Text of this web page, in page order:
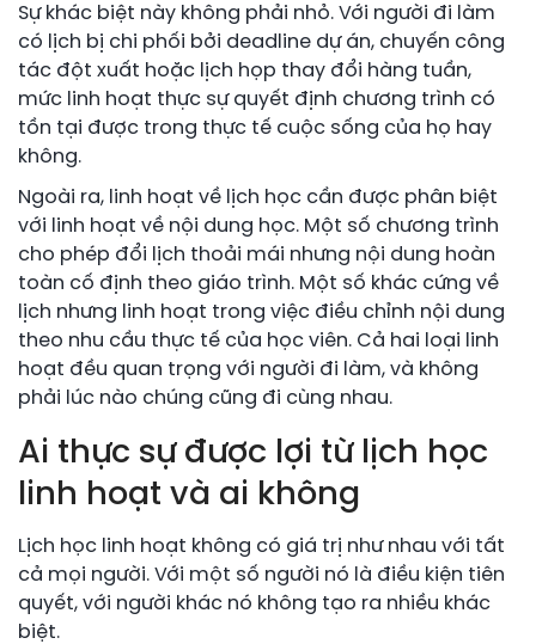
Sự khác biệt này không phải nhỏ. Với người đi làm
có lịch bị chi phối bởi deadline dự án, chuyến công
tác đột xuất hoặc lịch họp thay đổi hàng tuần,
mức linh hoạt thực sự quyết định chương trình có
tồn tại được trong thực tế cuộc sống của họ hay
không.
Ngoài ra, linh hoạt về lịch học cần được phân biệt
với linh hoạt về nội dung học. Một số chương trình
cho phép đổi lịch thoải mái nhưng nội dung hoàn
toàn cố định theo giáo trình. Một số khác cứng về
lịch nhưng linh hoạt trong việc điều chỉnh nội dung
theo nhu cầu thực tế của học viên. Cả hai loại linh
hoạt đều quan trọng với người đi làm, và không
phải lúc nào chúng cũng đi cùng nhau.
Ai thực sự được lợi từ lịch học
linh hoạt và ai không
Lịch học linh hoạt không có giá trị như nhau với tất
cả mọi người. Với một số người nó là điều kiện tiên
quyết, với người khác nó không tạo ra nhiều khác
biệt.